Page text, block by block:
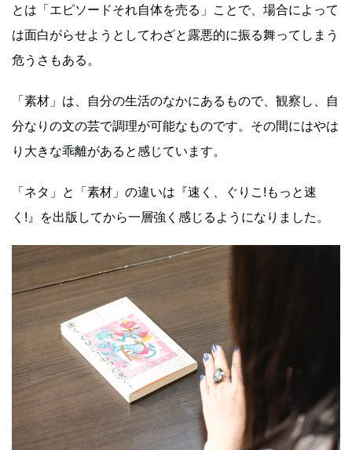
とは「エピソードそれ自体を売る」ことで、場合によって
は面白がらせようとしてわざと露悪的に振る舞ってしまう
危うさもある。
「素材」は、自分の生活のなかにあるもので、観察し、自
分なりの文の芸で調理が可能なものです。その間にはやは
り大きな乖離があると感じています。
「ネタ」と「素材」の違いは『速く、ぐりこ!もっと速
く!』を出版してから一層強く感じるようになりました。